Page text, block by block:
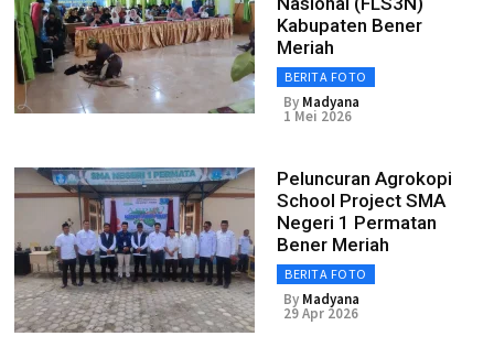
Kabupaten Bener
Meriah
BERITA FOTO
By Madyana
1 Mei 2026
Peluncuran Agrokopi
School Project SMA
Negeri 1 Permatan
Bener Meriah
BERITA FOTO
By Madyana
29 Apr 2026